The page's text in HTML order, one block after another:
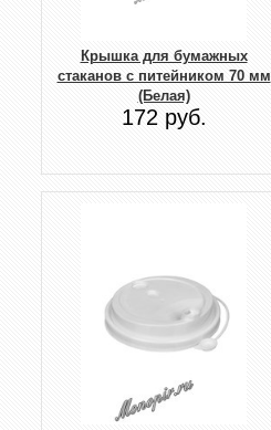
Крышка для бумажных
стаканов с питейником 70 мм
(Белая)
172 руб.